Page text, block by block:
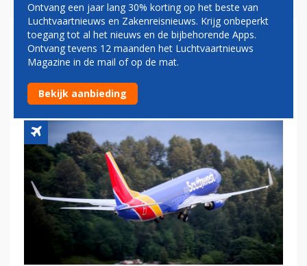
SOUTHWEST AIRLINES
HOUDT 130 BOEING 737'S
AAN DE GROND
Ontvang een jaar lang 30% korting op het beste van
Luchtvaartnieuws en Zakenreisnieuws. Krijg onbeperkt
toegang tot al het nieuws en de bijbehorende Apps.
Ontvang tevens 12 maanden het Luchtvaartnieuws
Magazine in de mail of op de mat.
Bekijk aanbieding